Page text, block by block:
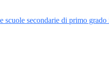
secondarie di primo